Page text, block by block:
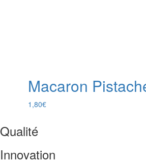
Macaron
1,80€
Qualité
Innovation